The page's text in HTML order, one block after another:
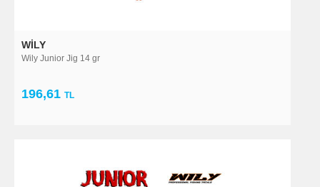
WILY
Wily Junior Jig 14 gr
196,61 TL